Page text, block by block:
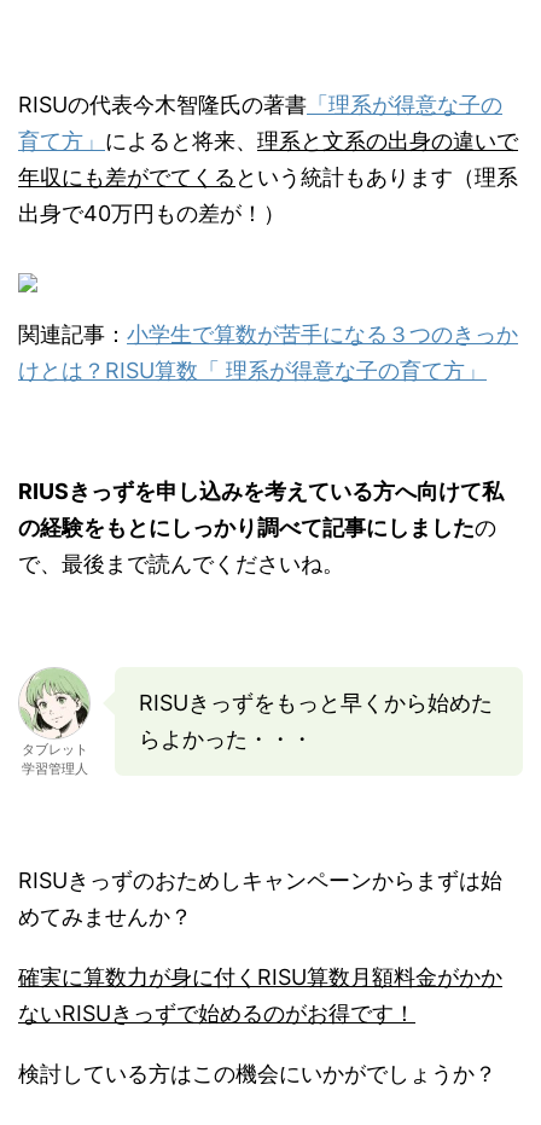
RISUの代表今木智隆氏の著書 「理系が得意な子の
育て方」 によると将来、 理系と文系の出身の違いで
年収にも差がでてくる という統計もあります（理系
出身で40万円もの差が！）
関連記事： 小学生で算数が苦手になる３つのきっか
けとは？RISU算数「 理系が得意な子の育て方」
RIUSきっずを申し込みを考えている方へ向けて私
の経験をもとにしっかり調べて記事にしましたの
で、最後まで読んでくださいね。
タブレット
学習管理人
RISUきっずをもっと早くから始めた
らよかった・・・
RISUきっずのおためしキャンペーンからまずは始
めてみませんか？
確実に算数力が身に付くRISU算数月額料金がかか
ないRISUきっずで始めるのがお得です！
検討している方はこの機会にいかがでしょうか？